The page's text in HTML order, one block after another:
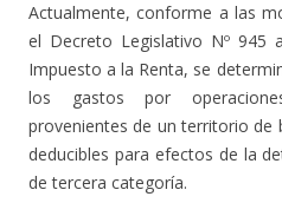
Actualmente, conforme a las
el Decreto Legislativo Nº 945
Impuesto a la Renta, se
los gastos por
provenientes de un territorio de
deducibles para efectos de la
de tercera categoría.